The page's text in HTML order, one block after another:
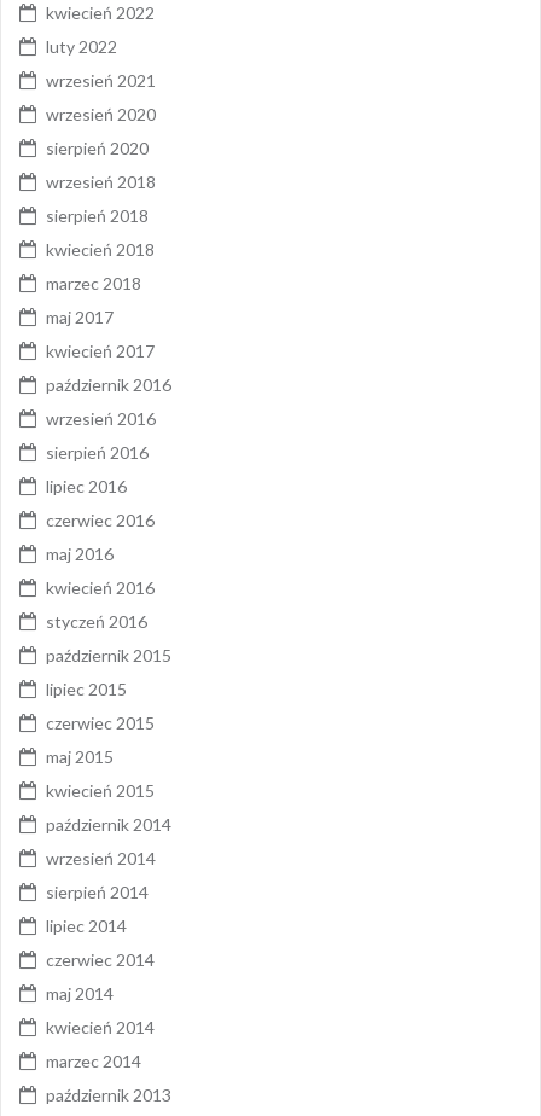
kwiecień 2022
luty 2022
wrzesień 2021
wrzesień 2020
sierpień 2020
wrzesień 2018
sierpień 2018
kwiecień 2018
marzec 2018
maj 2017
kwiecień 2017
październik 2016
wrzesień 2016
sierpień 2016
lipiec 2016
czerwiec 2016
maj 2016
kwiecień 2016
styczeń 2016
październik 2015
lipiec 2015
czerwiec 2015
maj 2015
kwiecień 2015
październik 2014
wrzesień 2014
sierpień 2014
lipiec 2014
czerwiec 2014
maj 2014
kwiecień 2014
marzec 2014
październik 2013